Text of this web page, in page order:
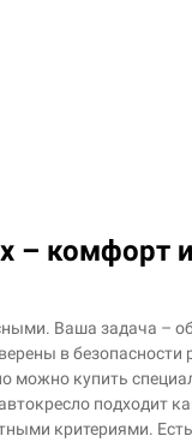
комфорт и
Ваша задача –
в безопасности
можно купить
подходит
критериями.